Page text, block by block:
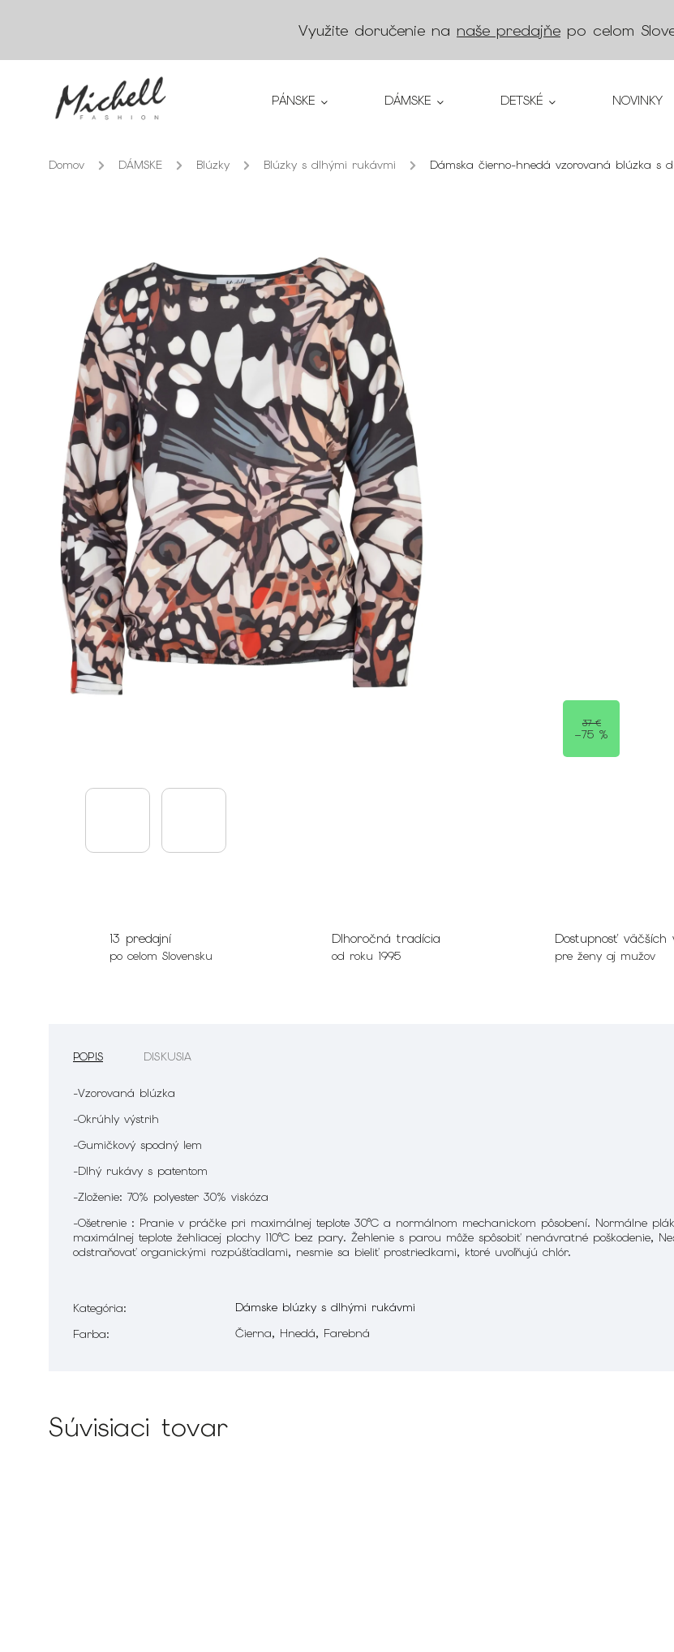
Využite doručenie na naše predajňe po celom
PÁNSKE DÁMSKE DETSKÉ NOVINKY
Domov / DÁMSKE / Blúzky / Blúzky s dlhými rukávmi / Dámska čierno-hnedá vzorovaná blúzka s
37 €
–75 %
13 predajní
po celom Slovensku
Dlhoročná tradícia
od roku 1995
Dostupnosť väčších
pre ženy aj mužov
POPIS DISKUSIA
-Vzorovaná blúzka
-Okrúhly výstrih
-Gumičkový spodný lem
-Dlhý rukávy s patentom
-Zloženie: 70% polyester 30% viskóza
-Ošetrenie : Pranie v práčke pri maximálnej teplote 30°C a normálnom mechanickom pôsobení. Normálne
maximálnej teplote žehliacej plochy 110°C bez pary. Žehlenie s parou môže spôsobiť nenávratné poškodenie,
odstraňovať organickými rozpúšťadlami, nesmie sa bieliť prostriedkami, ktoré uvoľňujú chlór.
Kategória:
Dámske blúzky s dlhými rukávmi
Farba: Čierna, Hnedá, Farebná
Súvisiaci tovar